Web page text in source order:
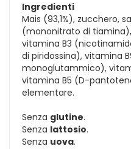
Ingredienti
Mais (93,1%), zucchero,
(mononitrato di
vitamina B3
di piridossina), vitamina
monoglutammico),
vitamina B5 (D-
elementare.
Senza glutine.
Senza lattosio.
Senza uova.